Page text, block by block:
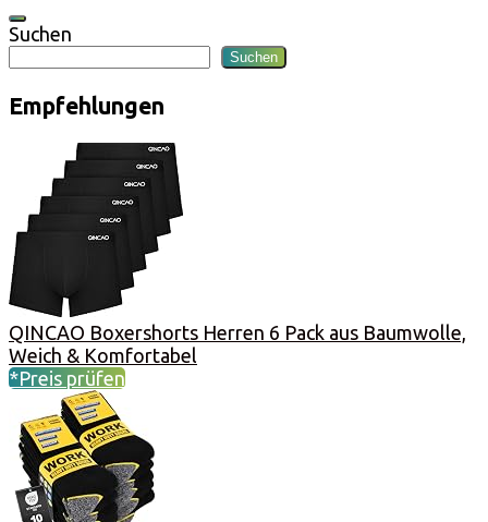
Suchen
Suchen
Empfehlungen
QINCAO Boxershorts Herren 6 Pack aus Baumwolle,
Weich & Komfortabel
*Preis prüfen